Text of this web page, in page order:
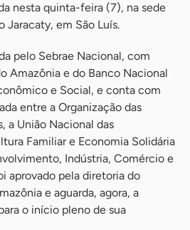
nesta quinta-feira (7), na sede
Jaracaty, em São Luís.
pelo Sebrae Nacional, com
Amazônia e do Banco Nacional
e Social, e conta com
entre a Organização das
a União Nacional das
Familiar e Economia Solidária
Indústria, Comércio e
aprovado pela diretoria do
e aguarda, agora, a
o início pleno de sua